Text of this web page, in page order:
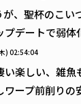
が、聖杯のこ
プデートで弱
) 02:54:04
い楽しい、雑
ワープ前削り